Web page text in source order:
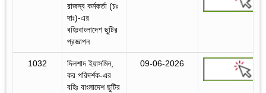
রাজস্ব কর্মকর্তা (চঃ
দাঃ)-এর
বহিঃবাংলাদেশ ছুটির
প্রজ্ঞাপন
1032
দিলশাদ ইয়াসমিন,
কর পরিদর্শক-এর
বহিঃ বাংলাদেশ ছুটির
09-06-2026